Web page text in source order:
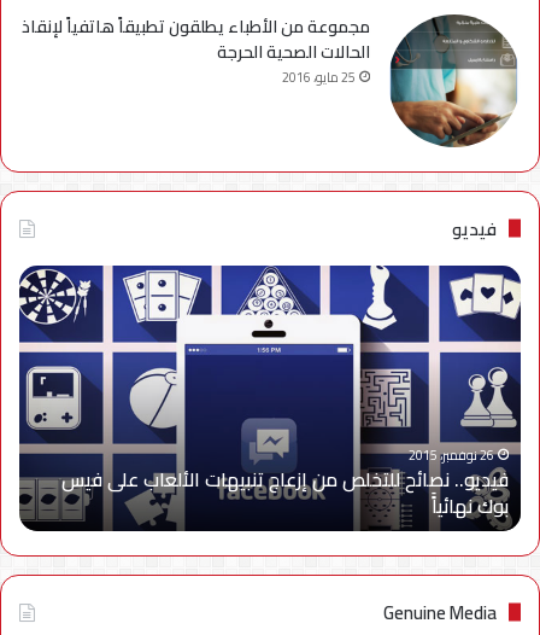
مجموعة من الأطباء يطلقون تطبيقاً هاتفياً لإنقاذ
الحالات الصحية الحرجة
25 مايو، 2016
فيديو
فيديو..
نصائح
للتخلص
من
إزعاج
تنبيهات
الألعاب
على
فيس
بوك
نهائياًَ
26 نوفمبر، 2015
فيديو.. نصائح للتخلص من إزعاج تنبيهات الألعاب على فيس
بوك نهائياًَ
Genuine Media